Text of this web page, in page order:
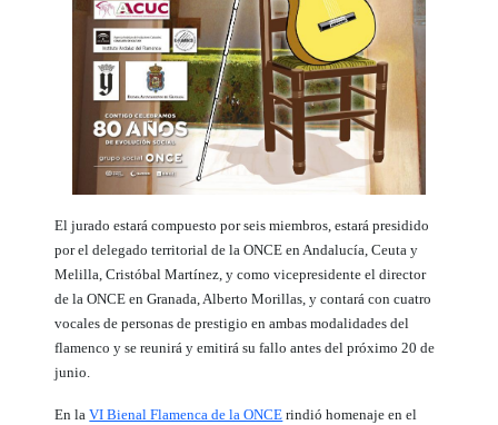
El jurado estará compuesto por seis miembros, estará presidido
por el delegado territorial de la ONCE en Andalucía, Ceuta y
Melilla, Cristóbal Martínez, y como vicepresidente el director
de la ONCE en Granada, Alberto Morillas, y contará con cuatro
vocales de personas de prestigio en ambas modalidades del
flamenco y se reunirá y emitirá su fallo antes del próximo 20 de
junio.
En laVI Bienal Flamenca de la ONCE rindió homenaje en el